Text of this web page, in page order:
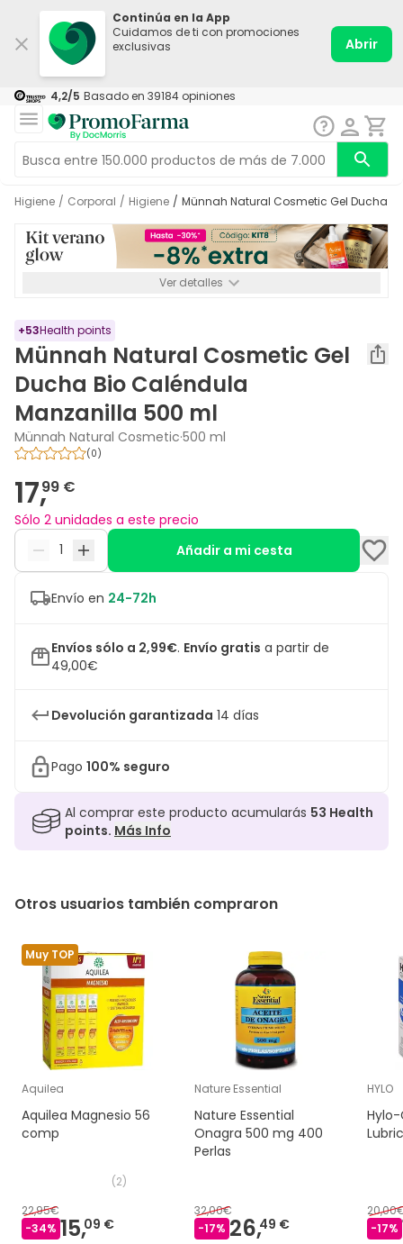
Continúa en la App
Cuidamos de ti con promociones
exclusivas
Abrir
4,2/5 Basado en 39184 opiniones
Higiene / Corporal / Higiene / Münnah Natural Cosmetic Gel Ducha
Ver detalles
+53Health points
Münnah Natural Cosmetic Gel
Ducha Bio Caléndula
Manzanilla 500 ml
Münnah Natural Cosmetic·500 ml
(0)
17,99 €
Sólo 2 unidades a este precio
Añadir a mi cesta
Envío en 24-72h
Envíos sólo a 2,99€. Envío gratis a partir de
49,00€
Devolución garantizada 14 días
Pago 100% seguro
Al comprar este producto acumularás 53 Health
points. Más Info
Otros usuarios también compraron
Muy TOP
Aquilea
Aquilea Magnesio 56
comp
(2)
22,95€
-34% 15,09 €
Nature Essential
Nature Essential
Onagra 500 mg 400
Perlas
32,00€
-17% 26,49 €
HYLO
Hylo-
-17%